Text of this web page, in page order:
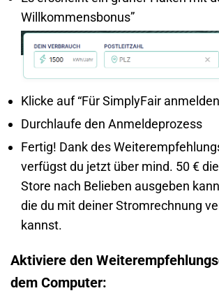
Willkommensbonus”
Klicke auf “Für SimplyFair
Durchlaufe den Anmeldeprozess
Fertig! Dank des
verfügst du jetzt über mind. 50 €
Store nach Belieben ausgeben
die du mit deiner Stromrechnung
kannst.
Aktiviere den
dem Computer: